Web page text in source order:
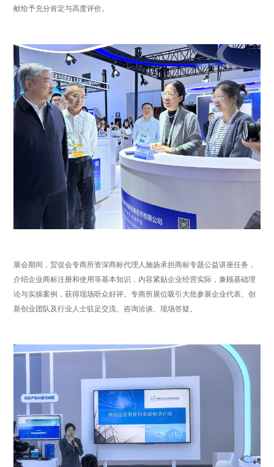
献给予充分肯定与高度评价。
展会期间，贸促会专商所资深商标代理人施扬承担商标专题公益讲座任务，
介绍企业商标注册和使用等基本知识，内容紧贴企业经营实际，兼顾基础理
论与实操案例，获得现场听众好评。专商所展位吸引大批参展企业代表、创
新创业团队及行业人士驻足交流、咨询洽谈、现场答疑。